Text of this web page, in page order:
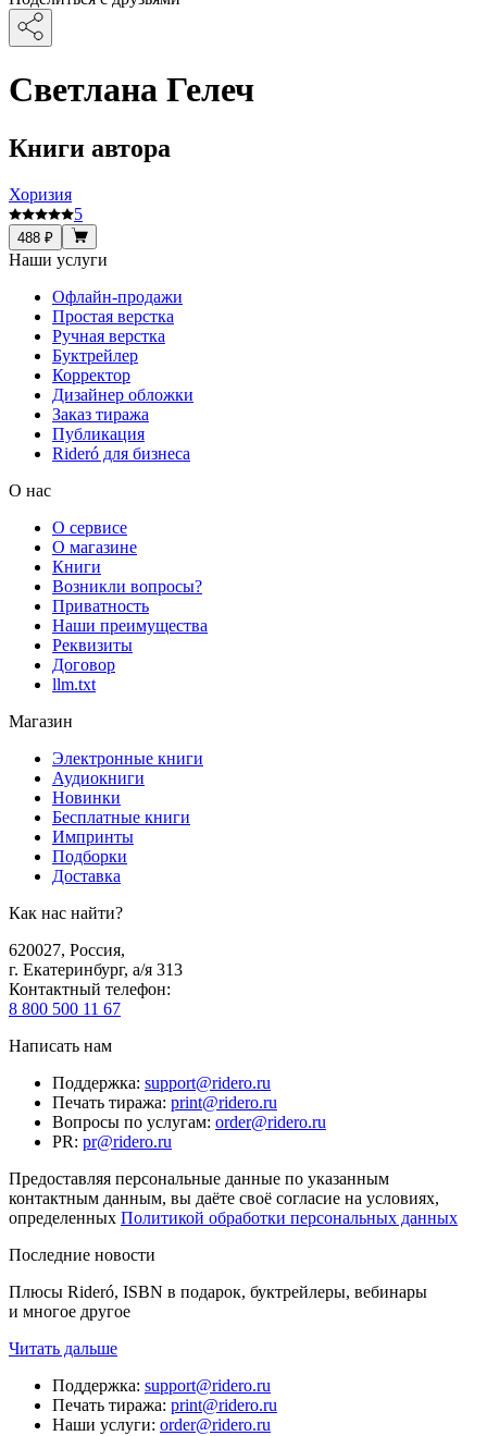
Светлана Гелеч
Книги автора
Хоризия
5
488 ₽
Наши услуги
Офлайн-продажи
Простая верстка
Ручная верстка
Буктрейлер
Корректор
Дизайнер обложки
Заказ тиража
Публикация
Rideró для бизнеса
О нас
О сервисе
О магазине
Книги
Возникли вопросы?
Приватность
Наши преимущества
Реквизиты
Договор
llm.txt
Магазин
Электронные книги
Аудиокниги
Новинки
Бесплатные книги
Импринты
Подборки
Доставка
Как нас найти?
620027, Россия,
г. Екатеринбург, а/я 313
Контактный телефон:
8 800 500 11 67
Написать нам
Поддержка: support@ridero.ru
Печать тиража: print@ridero.ru
Вопросы по услугам: order@ridero.ru
PR: pr@ridero.ru
Предоставляя персональные данные по указанным
контактным данным, вы даёте своё согласие на условиях,
определенных Политикой обработки персональных данных
Последние новости
Плюсы Rideró, ISBN в подарок, буктрейлеры, вебинары
и многое другое
Читать дальше
Поддержка: support@ridero.ru
Печать тиража: print@ridero.ru
Наши услуги: order@ridero.ru